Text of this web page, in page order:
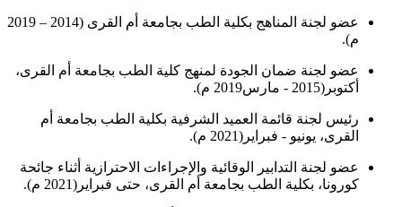
عضو لجنة المناهج بكلية الطب بجامعة أم القرى (2014 – 2019
م).
عضو لجنة ضمان الجودة لمنهج كلية الطب بجامعة أم القرى،
أكتوبر(2015 - مارس2019 م).
رئيس لجنة قائمة العميد الشرفية بكلية الطب بجامعة أم
القرى، يونيو - فبراير(2021 م).
عضو لجنة التدابير الوقائية والإجراءات الاحترازية أثناء جائحة
كورونا، بكلية الطب بجامعة أم القرى، حتى فبراير(2021 م).